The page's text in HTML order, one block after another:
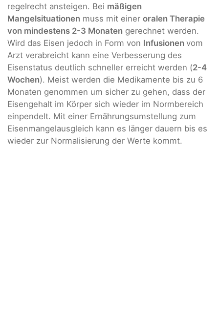
regelrecht ansteigen. Bei mäßigen
Mangelsituationen muss mit einer oralen Therapie
von mindestens 2-3 Monaten gerechnet werden.
Wird das Eisen jedoch in Form von Infusionen vom
Arzt verabreicht kann eine Verbesserung des
Eisenstatus deutlich schneller erreicht werden (2-4
Wochen). Meist werden die Medikamente bis zu 6
Monaten genommen um sicher zu gehen, dass der
Eisengehalt im Körper sich wieder im Normbereich
einpendelt. Mit einer Ernährungsumstellung zum
Eisenmangelausgleich kann es länger dauern bis es
wieder zur Normalisierung der Werte kommt.